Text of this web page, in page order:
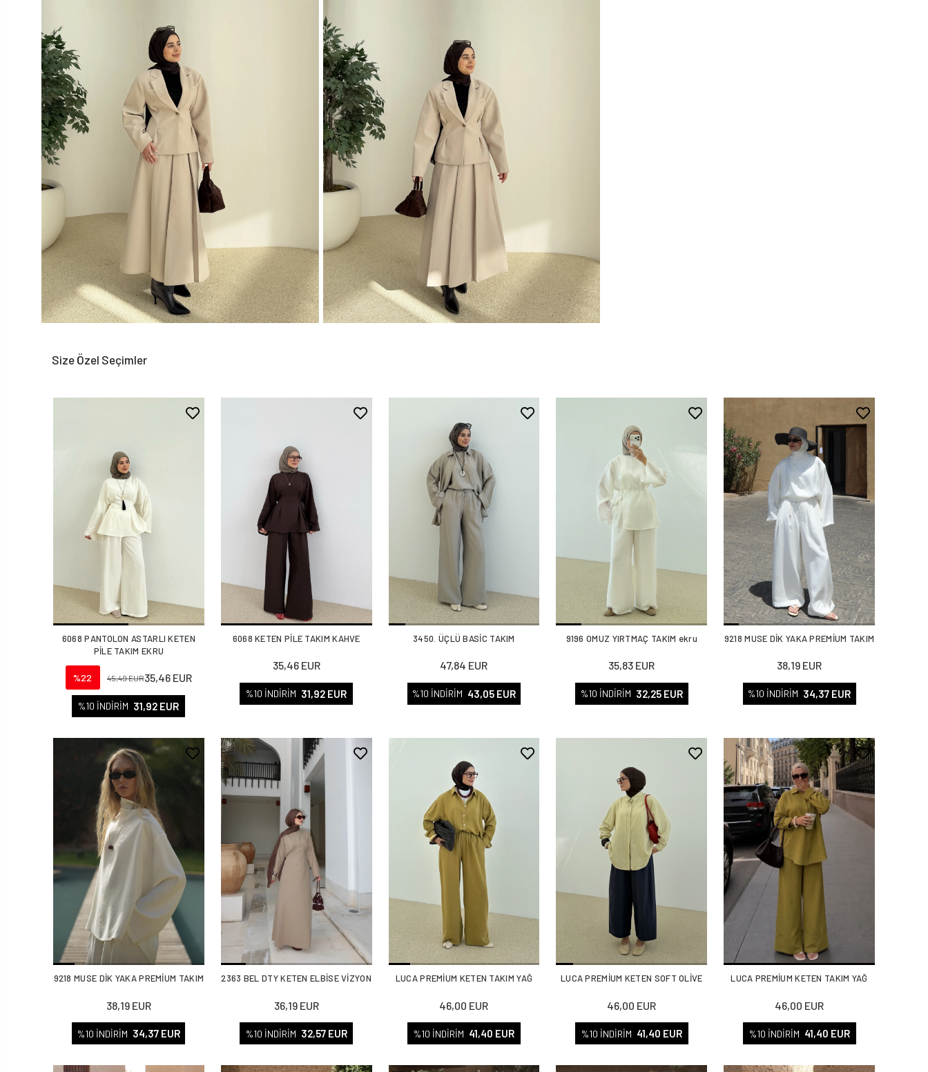
Size Özel Seçimler
6068 PANTOLON ASTARLI KETEN
PİLE TAKIM EKRU
%22 45,49 EUR35,46 EUR
%10 İNDİRİM 31,92 EUR
6068 KETEN PİLE TAKIM KAHVE
35,46 EUR
%10 İNDİRİM 31,92 EUR
3450. ÜÇLÜ BASİC TAKIM
47,84 EUR
%10 İNDİRİM 43,05 EUR
9196 OMUZ YIRTMAÇ TAKIM ekru
35,83 EUR
%10 İNDİRİM 32,25 EUR
9218 MUSE DİK YAKA PREMİUM TAKIM
38,19 EUR
%10 İNDİRİM 34,37 EUR
9218 MUSE DİK YAKA PREMİUM TAKIM
38,19 EUR
%10 İNDİRİM 34,37 EUR
2363 BEL DTY KETEN ELBİSE VİZYON
36,19 EUR
%10 İNDİRİM 32,57 EUR
LUCA PREMİUM KETEN TAKIM YAĞ
46,00 EUR
%10 İNDİRİM 41,40 EUR
LUCA PREMİUM KETEN SOFT OLİVE
46,00 EUR
%10 İNDİRİM 41,40 EUR
LUCA PREMİUM KETEN TAKIM YAĞ
46,00 EUR
%10 İNDİRİM 41,40 EUR